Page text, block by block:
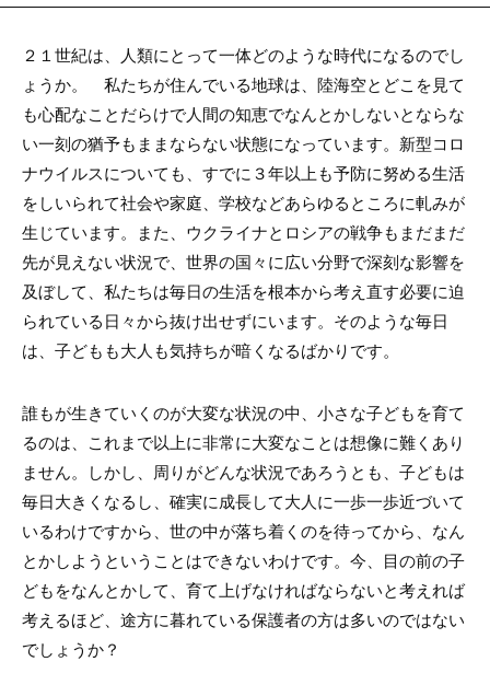
２１世紀は、人類にとって一体どのような時代になるのでし
ょうか。 私たちが住んでいる地球は、陸海空とどこを見て
も心配なことだらけで人間の知恵でなんとかしないとならな
い一刻の猶予もままならない状態になっています。新型コロ
ナウイルスについても、すでに３年以上も予防に努める生活
をしいられて社会や家庭、学校などあらゆるところに軋みが
生じています。また、ウクライナとロシアの戦争もまだまだ
先が見えない状況で、世界の国々に広い分野で深刻な影響を
及ぼして、私たちは毎日の生活を根本から考え直す必要に迫
られている日々から抜け出せずにいます。そのような毎日
は、子どもも大人も気持ちが暗くなるばかりです。
誰もが生きていくのが大変な状況の中、小さな子どもを育て
るのは、これまで以上に非常に大変なことは想像に難くあり
ません。しかし、周りがどんな状況であろうとも、子どもは
毎日大きくなるし、確実に成長して大人に一歩一歩近づいて
いるわけですから、世の中が落ち着くのを待ってから、なん
とかしようということはできないわけです。今、目の前の子
どもをなんとかして、育て上げなければならないと考えれば
考えるほど、途方に暮れている保護者の方は多いのではない
でしょうか？